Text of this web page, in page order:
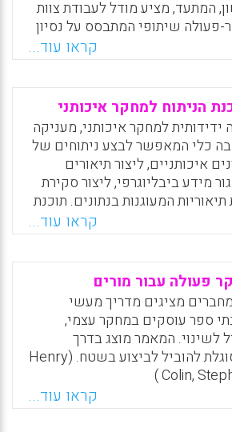
המתעד, מציע מודל לעבודת צוות
פעולה שיתופי המתבסס על נסיון
שלוש שנות הפעלתו בצוותים
השני מנתח ומעריך באופן איכותי
וללימוד באמצעות
של אפיזודות מדיוני הקבוצות
השלישי מנתח את מעורבות
הדיונים. שאלות המחקר: כיצד
להתפתחות המיקצועית של
ב. מהם התנאים הנדרשים
ניתן להפעיל את מחקר-הפעולה
הספר התיכון? מסקנות:
מקנה הזדמנות מובנית
במעורבותו ובאישיותו של
היימן).
Email
X
קראו עוד...
הניתוח למחקר איכותני
ידידותית למחקר איכותני, מעניקה
כלי המאפשר לבצע ניתוחים של
איכותניים, ליצור תיאורים
מידע ביבליוגרפי, ליצור סקירת
המעוגנות בנתונים. תוכנת
הנרלייזר הושקה לראשונה בשנת 2003 ונמצאת
מתחומי מדעי החברה, הרוח,
נוספים. מרחב השימוש של
אותה מתאימה כמעט לכל
איכותני, ממחקר מובנה בעל
עד למחקר
הקונסטרוקטיביסטית.
Email
X
קראו עוד...
פעולה עבור מורים
מציגים מדריך מעשי
ספר עוסקים במחקר עצמי,
לשינוי. המאמר מוצג בדרך
מעשית, שמסוגלת להוביל לביצוע בשטח. (Henry
Colin,
Email
X קראו עוד...